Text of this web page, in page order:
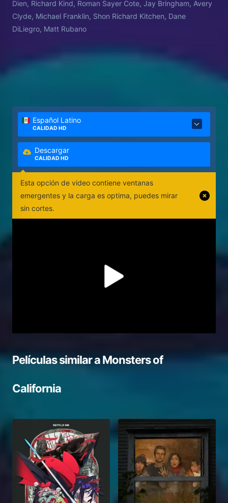
Dien, Richard Kind, Roman Sayer Cote, Jay Bringham, Avery
Clyde, Michael Franklin, Shon Richard Kitchen, Dane
DiLiegro, Matt Rubano
Español Latino
CALIDAD HD
Descargar
CALIDAD HD
Esta opción de video contiene ventanas
emergentes y la carga es optima, puedes mirar
sin cortes.
Películas similar aMonsters of
California